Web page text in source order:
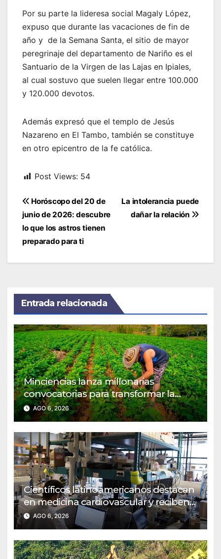
Por su parte la lideresa social Magaly López,
expuso que durante las vacaciones de fin de
año y de la Semana Santa, el sitio de mayor
peregrinaje del departamento de Nariño es el
Santuario de la Virgen de las Lajas en Ipiales,
al cual sostuvo que suelen llegar entre 100.000
y 120.000 devotos.
Además expresó que el templo de Jesús
Nazareno en El Tambo, también se constituye
en otro epicentro de la fe católica.
Post Views: 54
Navegación
de
entradas
La intolerancia puede
dañar la relación
Horóscopo del 20 de
junio de 2026: descubre
lo que los astros tienen
preparado para ti
Entrada relacionada
Minciencias lanza millonarias
convocatorias para transformar la
agroindustria en regiones PDET
AGO 6, 2026
Científicos latinoamericanos destacan
en medicina cardiovascular y reciben
reconocimiento del MIT
AGO 6, 2026